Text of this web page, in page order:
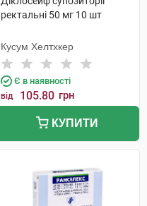
ректальні 50 мг 10 шт
Кусум Хелтхкер
Є в наявності
від 105.80 грн
КУПИТИ